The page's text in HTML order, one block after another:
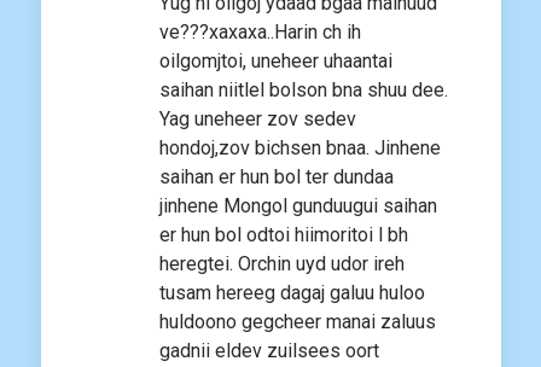
ve???xaxaxa..Harin ch ih
oilgomjtoi, uneheer uhaantai
saihan niitlel bolson bna shuu dee.
Yag uneheer zov sedev
hondoj,zov bichsen bnaa. Jinhene
saihan er hun bol ter dundaa
jinhene Mongol gunduugui saihan
er hun bol odtoi hiimoritoi l bh
heregtei. Orchin uyd udor ireh
tusam hereeg dagaj galuu huloo
huldoono gegcheer manai zaluus
gadnii eldev zuilsees oort